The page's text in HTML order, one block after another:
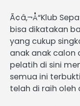
Ã¢â‚¬Å“Klub
bisa dikatakan
yang cukup
anak anak calon
pelatih di sini
semua ini
telah di raih oleh